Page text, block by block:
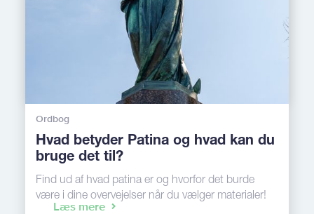
Ordbog
Hvad betyder Patina og hvad kan du
bruge det til?
Find ud af hvad patina er og hvorfor det burde
være i dine overvejelser når du vælger materialer!
Læs mere